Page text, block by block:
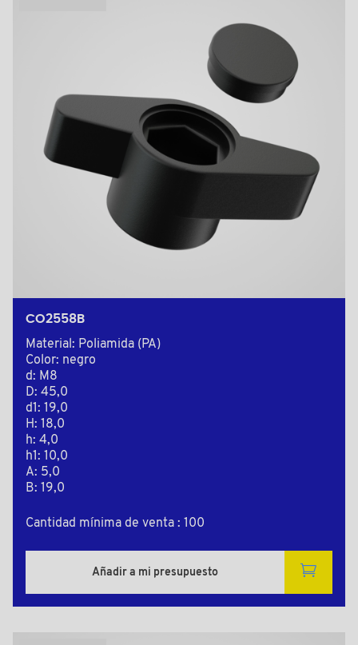
CO2558B
Material: Poliamida (PA)
Color: negro
d: M8
D: 45,0
d1: 19,0
H: 18,0
h: 4,0
h1: 10,0
A: 5,0
B: 19,0
Cantidad mínima de venta : 100
Añadir a mi presupuesto